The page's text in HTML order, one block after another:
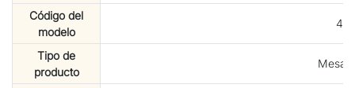
Código del
modelo
Tipo de
producto
Mesa